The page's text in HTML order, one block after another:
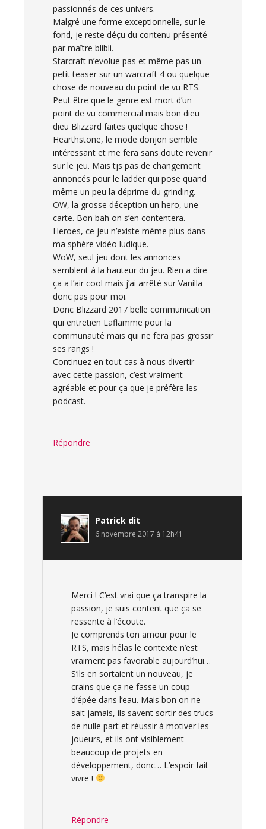
passionnés de ces univers.
Malgré une forme exceptionnelle, sur le
fond, je reste déçu du contenu présenté
par maître blibli.
Starcraft n’evolue pas et même pas un
petit teaser sur un warcraft 4 ou quelque
chose de nouveau du point de vu RTS.
Peut être que le genre est mort d’un
point de vu commercial mais bon dieu
dieu Blizzard faites quelque chose !
Hearthstone, le mode donjon semble
intéressant et me fera sans doute revenir
sur le jeu. Mais tjs pas de changement
annoncés pour le ladder qui pose quand
même un peu la déprime du grinding.
OW, la grosse déception un hero, une
carte. Bon bah on s’en contentera.
Heroes, ce jeu n’existe même plus dans
ma sphère vidéo ludique.
WoW, seul jeu dont les annonces
semblent à la hauteur du jeu. Rien a dire
ça a l’air cool mais j’ai arrêté sur Vanilla
donc pas pour moi.
Donc Blizzard 2017 belle communication
qui entretien Laflamme pour la
communauté mais qui ne fera pas grossir
ses rangs !
Continuez en tout cas à nous divertir
avec cette passion, c’est vraiment
agréable et pour ça que je préfère les
podcast.
Répondre
Patrick dit
6 novembre 2017 à 12h41
Merci ! C’est vrai que ça transpire la
passion, je suis content que ça se
ressente à l’écoute.
Je comprends ton amour pour le
RTS, mais hélas le contexte n’est
vraiment pas favorable aujourd’hui…
S’ils en sortaient un nouveau, je
crains que ça ne fasse un coup
d’épée dans l’eau. Mais bon on ne
sait jamais, ils savent sortir des trucs
de nulle part et réussir à motiver les
joueurs, et ils ont visiblement
beaucoup de projets en
développement, donc… L’espoir fait
vivre !
Répondre